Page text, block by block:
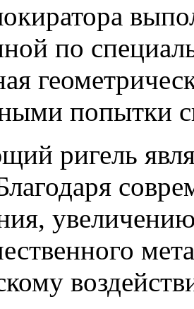
по
попытки
ригель